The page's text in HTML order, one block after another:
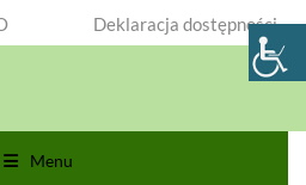
Deklaracja dostępności
Menu